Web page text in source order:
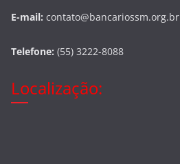
E-mail: contato@bancariossm.org.br
Telefone: (55) 3222-8088
Localização: